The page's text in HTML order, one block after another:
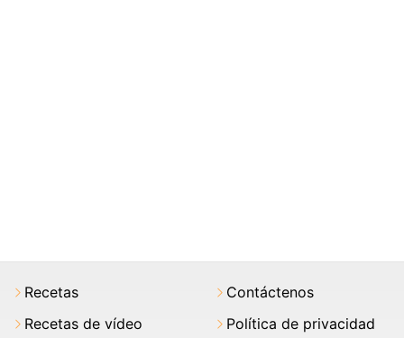
Recetas
Recetas de vídeo
Contáctenos
Política de privacidad